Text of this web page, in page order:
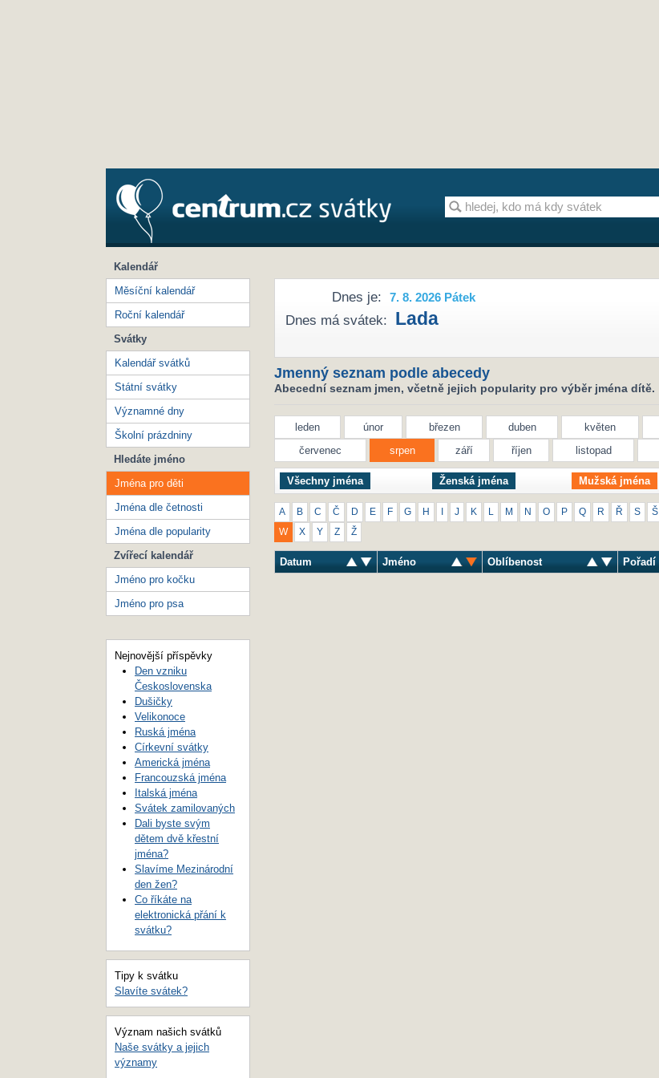
Dnes je: 7. 8. 2026 Pátek
Dnes má svátek: Lada
Jmenný seznam podle abecedy
Abecední seznam jmen, včetně jejich popularity pro výběr jména dítě.
leden únor březen duben květen
červenec
srpen září říjen listopad
Všechny jména Ženská jména Mužská jména
A B C Č D E F G H J K M N O P Q R Ř S Š
W X Y Z Ž
Datum Jméno Oblíbenost Pořadí
Kalendář
Měsíční kalendář
Roční kalendář
Svátky
Kalendář svátků
Státní svátky
Významné dny
Školní prázdniny
Hledáte jméno
Jména pro děti
Jména dle četnosti
Jména dle popularity
Zvířecí kalendář
Jméno pro kočku
Jméno pro psa
Nejnovější příspěvky
Den vzniku
Československa
Dušičky
Velikonoce
Ruská jména
Církevní svátky
Americká jména
Francouzská jména
Italská jména
Svátek zamilovaných
Dali byste svým
dětem dvě křestní
jména?
Slavíme Mezinárodní
den žen?
Co říkáte na
elektronická přání k
svátku?
Tipy k svátku
Slavíte svátek?
Význam našich svátků
Naše svátky a jejich
významy